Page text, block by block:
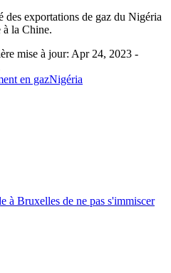
des exportations de gaz du Nigéria
la Chine.
mise à jour: Apr 24, 2023 -
en gazNigéria
Bruxelles de ne pas s'immiscer